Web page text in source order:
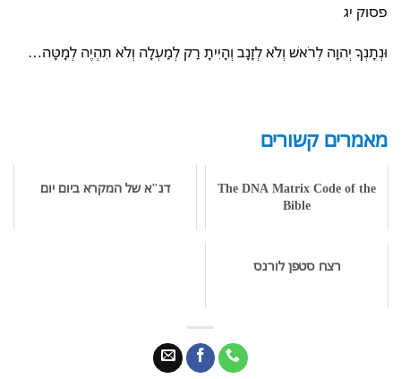
פסוק יג
וּנְתָנְךָ יְהוָה לְרֹאשׁ וְלֹא לְזָנָב וְהָיִיתָ רַק לְמַעְלָה וְלֹא תִהְיֶה לְמָטָּה…
מאמרים קשורים
The DNA Matrix Code of the
Bible
דנ"א של המקרא ביום יום
רצח סטפן לורנס